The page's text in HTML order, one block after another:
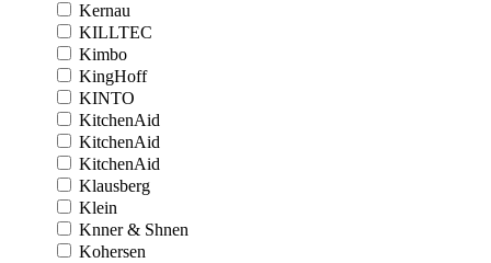
Kernau
KILLTEC
Kimbo
KingHoff
KINTO
KitchenAid
KitchenAid
KitchenAid
Klausberg
Klein
Knner & Shnen
Kohersen